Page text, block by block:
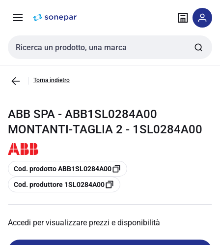
navigazione alla
Cerca input
Torna indietro
ABB SPA - ABB1SL0284A00
MONTANTI-TAGLIA 2 - 1SL0284A00
copia
Cod. prodotto ABB1SL0284A00
copia
Cod. produttore 1SL0284A00
Accedi per visualizzare prezzi e disponibilità